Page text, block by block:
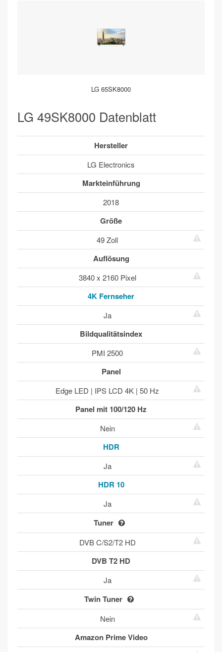
LG 65SK8000
LG 49SK8000 Datenblatt
Hersteller
LG Electronics
Markteinführung
2018
Größe
49 Zoll
Auflösung
3840 x 2160 Pixel
4K Fernseher
Ja
Bildqualitätsindex
PMI 2500
Panel
Edge LED | IPS LCD 4K | 50 Hz
Panel mit 100/120 Hz
Nein
HDR
Ja
HDR 10
Ja
Tuner
DVB C/S2/T2 HD
DVB T2 HD
Ja
Twin Tuner
Nein
Amazon Prime Video